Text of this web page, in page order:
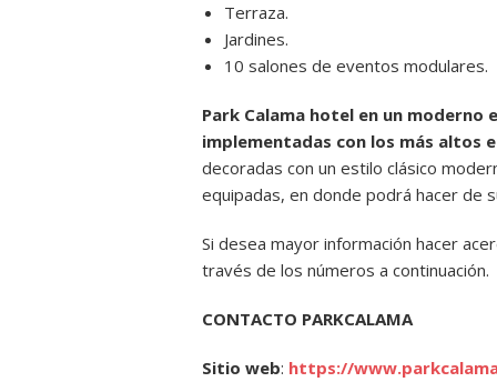
Terraza.
Jardines.
10 salones de eventos modulares.
Park Calama hotel en un
implementadas con los más altos
decoradas con un estilo clásico
equipadas, en donde podrá hacer de
Si desea mayor información hacer
través de los números a continuación.
CONTACTO PARKCALAMA
Sitio web: https://